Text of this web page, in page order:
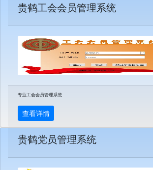
贵鹤工会会员管理系统
专业工会会员管理系统
查看详情
贵鹤党员管理系统